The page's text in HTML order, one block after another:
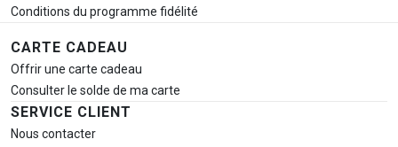
Conditions du programme fidélité
CARTE CADEAU
Offrir une carte cadeau
Consulter le solde de ma carte
SERVICE CLIENT
Nous contacter